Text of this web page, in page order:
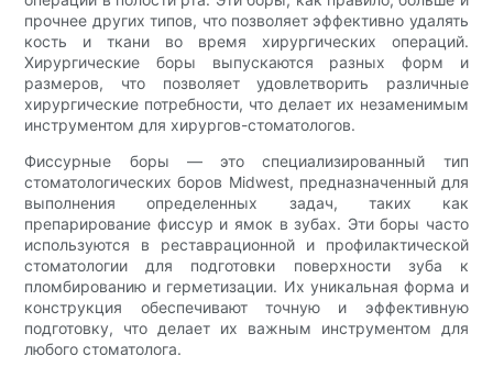
прочнее других типов, что позволяет эффективно удалять
кость и ткани во время хирургических операций.
Хирургические боры выпускаются разных форм и
размеров, что позволяет удовлетворить различные
хирургические потребности, что делает их незаменимым
инструментом для хирургов-стоматологов.
Фиссурные боры — это специализированный тип
стоматологических боров Midwest, предназначенный для
выполнения определенных задач, таких как
препарирование фиссур и ямок в зубах. Эти боры часто
используются в реставрационной и профилактической
стоматологии для подготовки поверхности зуба к
пломбированию и герметизации. Их уникальная форма и
конструкция обеспечивают точную и эффективную
подготовку, что делает их важным инструментом для
любого стоматолога.